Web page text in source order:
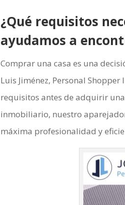
¿Qué requisitos
ayudamos a
Comprar una casa es una
Luis Jiménez, Personal
requisitos antes de adquirir
inmobiliario, nuestro
máxima profesionalidad y